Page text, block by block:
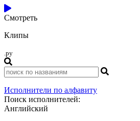
Смотреть
Клипы
.ру
Исполнители по алфавиту
Поиск исполнителей:
Английский